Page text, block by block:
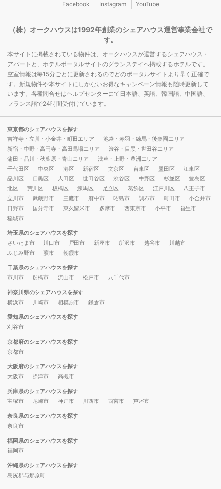
Facebook Instagram YouTube
（株）オークハウスは1992年創業のシェアハウス運営事業会社で
す。
本サイトに掲載されている物件は、オークハウスが運営するシェアハウス・
アパートと、ホテルポータルサイトのグランステイへ掲載するホテルです。
空室情報は毎15分ごとに更新されるのでどのポータルサイトより早く正確で
す。新規物件や本サイトにしかないお得なキャンペーン情報も随時更新して
います。各種問合せはヘルプセンターにて日本語、英語、韓国語、中国語、
フランス語で24時間受付けています。
東京都のシェアハウスを探す
吉祥寺・立川・小金井・町田エリア
池袋・赤羽・練馬・後楽園エリア
新宿・中野・高円寺・高田馬場エリア
渋谷・目黒・世田谷エリア
蒲田・品川・秋葉原・青山エリア
浅草・上野・豊洲エリア
千代田区
中央区 港区 新宿区 文京区 台東区 墨田区
江東区
品川区
目黒区 大田区 世田谷区 渋谷区 中野区 杉並区
豊島区
北区
荒川区 板橋区 練馬区 足立区 葛飾区 江戸川区
八王子市
立川市
武蔵野市 三鷹市 府中市 昭島市 調布市 町田市
小金井市
日野市
国分寺市 東久留米市 多摩市 西東京市 小平市
福生市
稲城市
埼玉県のシェアハウスを探す
さいたま市
川口市 戸田市 新座市 所沢市 越谷市
川越市
ふじみ野市
蕨市 朝霞市
千葉県のシェアハウスを探す
市川市
船橋市 流山市 松戸市 八千代市
神奈川県のシェアハウスを探す
横浜市
川崎市 相模原市 鎌倉市
愛知県のシェアハウスを探す
刈谷市
京都府のシェアハウスを探す
京都市
大阪府のシェアハウスを探す
大阪市
摂津市 高槻市
兵庫県のシェアハウスを探す
宝塚市
尼崎市 神戸市 川西市 西宮市 芦屋市
奈良県のシェアハウスを探す
奈良市
福岡県のシェアハウスを探す
福岡市
沖縄県のシェアハウスを探す
島尻郡与那原町